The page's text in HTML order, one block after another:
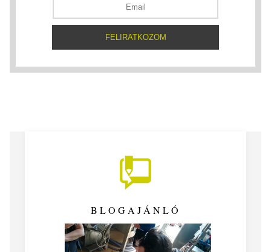
BLOGAJÁNLÓ